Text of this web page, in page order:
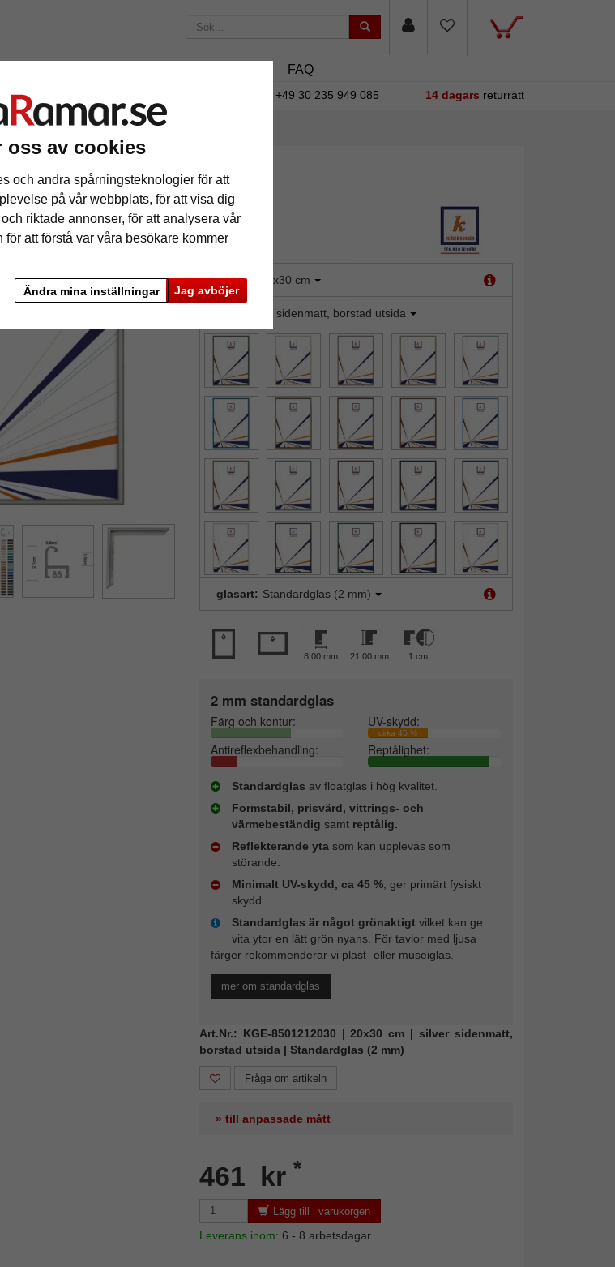
oss av cookies
och andra spårningsteknologier för att
på vår webbplats, för att visa dig
riktade annonser, för att analysera vår
för att förstå var våra besökare kommer
Jag avböjer
Ändra mina inställningar
FAQ
+49 30 235 949 085 14 dagars returrätt
format: 20x30 cm
silver sidenmatt, borstad utsida
glasart: Standardglas (2 mm)
8,00 mm 21,00 mm 1 cm
2 mm standardglas
Färg och kontur: UV-skydd:
cirka 45 %
Antireflexbehandling: Reptålighet:
Standardglas av floatglas i hög kvalitet.
Formstabil, prisvärd, vittrings- och
värmebeständig samt reptålig.
Reflekterande yta som kan upplevas som
störande.
Minimalt UV-skydd, ca 45 %, ger primärt fysiskt
skydd.
Standardglas är något grönaktigtvilket kan ge
vita ytor en lätt grön nyans. För tavlor med ljusa
färger rekommenderar vi plast- eller museiglas.
mer om standardglas
Art.Nr.: KGE-8501212030 | 20x30 cm | silver sidenmatt,
borstad utsida | Standardglas (2 mm)
Fråga om artikeln
» till anpassade mått
461 kr *
Lägg till i varukorgen
Leverans inom: 6 - 8 arbetsdagar